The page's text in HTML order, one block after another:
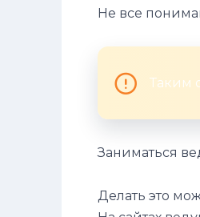
Не все
Таким
Заниматься
Делать это